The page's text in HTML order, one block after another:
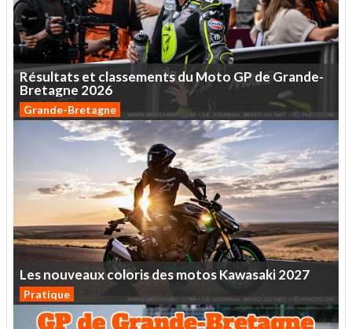
Résultatset classementsdu MotoGP deGrande-
Bretagne 2026
Grande-Bretagne
LesnouveauxcolorisdesmotosKawasaki2027
Pratique